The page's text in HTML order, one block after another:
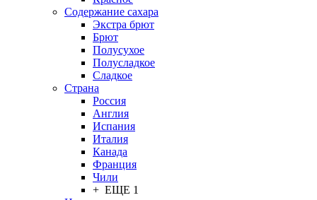
Содержание сахара
Экстра брют
Брют
Полусухое
Полусладкое
Сладкое
Страна
Россия
Англия
Испания
Италия
Канада
Франция
Чили
+ ЕЩЕ 1